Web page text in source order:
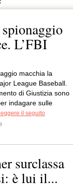
L’FBI
macchia la
League Baseball.
di Giustizia sono
indagare sulle
il seguito
surclassa
è lui il...